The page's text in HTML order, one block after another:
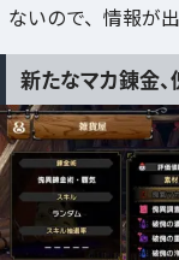
ないので、情報が
新たなマカ錬金